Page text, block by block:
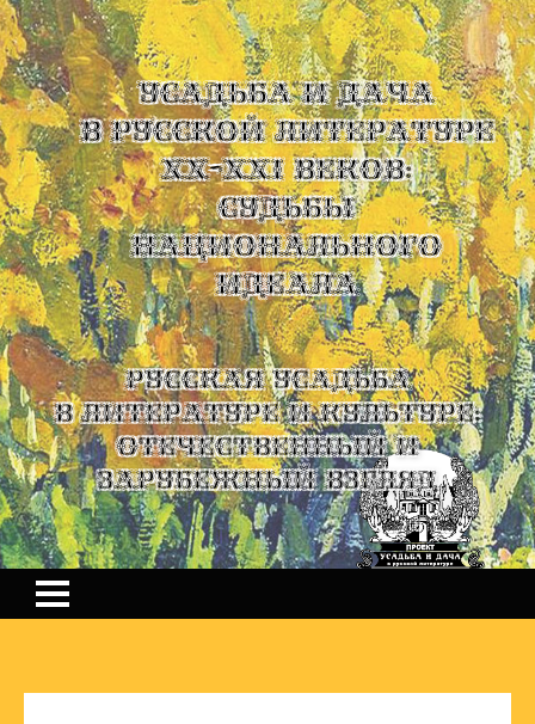
УСАДЬБА И ДАЧА
В РУССКОЙ ЛИТЕРАТУРЕ
XX-XXI ВЕКОВ:
СУДЬБЫ
НАЦИОНАЛЬНОГО
ИДЕАЛА
Русская усадьба
в литературе и культуре:
отечественный и
зарубежный взгляд